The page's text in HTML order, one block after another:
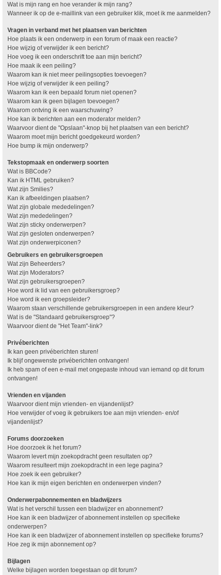
Wat is mijn rang en hoe verander ik mijn rang?
Wanneer ik op de e-maillink van een gebruiker klik, moet ik me aanmelden?
Vragen in verband met het plaatsen van berichten
Hoe plaats ik een onderwerp in een forum of maak een reactie?
Hoe wijzig of verwijder ik een bericht?
Hoe voeg ik een onderschrift toe aan mijn bericht?
Hoe maak ik een peiling?
Waarom kan ik niet meer peilingsopties toevoegen?
Hoe wijzig of verwijder ik een peiling?
Waarom kan ik een bepaald forum niet openen?
Waarom kan ik geen bijlagen toevoegen?
Waarom ontving ik een waarschuwing?
Hoe kan ik berichten aan een moderator melden?
Waarvoor dient de "Opslaan"-knop bij het plaatsen van een bericht?
Waarom moet mijn bericht goedgekeurd worden?
Hoe bump ik mijn onderwerp?
Tekstopmaak en onderwerp soorten
Wat is BBCode?
Kan ik HTML gebruiken?
Wat zijn Smilies?
Kan ik afbeeldingen plaatsen?
Wat zijn globale mededelingen?
Wat zijn mededelingen?
Wat zijn sticky onderwerpen?
Wat zijn gesloten onderwerpen?
Wat zijn onderwerpiconen?
Gebruikers en gebruikersgroepen
Wat zijn Beheerders?
Wat zijn Moderators?
Wat zijn gebruikersgroepen?
Hoe word ik lid van een gebruikersgroep?
Hoe word ik een groepsleider?
Waarom staan verschillende gebruikersgroepen in een andere kleur?
Wat is de "Standaard gebruikersgroep"?
Waarvoor dient de "Het Team"-link?
Privéberichten
Ik kan geen privéberichten sturen!
Ik blijf ongewenste privéberichten ontvangen!
Ik heb spam of een e-mail met ongepaste inhoud van iemand op dit forum
ontvangen!
Vrienden en vijanden
Waarvoor dient mijn vrienden- en vijandenlijst?
Hoe verwijder of voeg ik gebruikers toe aan mijn vrienden- en/of
vijandenlijst?
Forums doorzoeken
Hoe doorzoek ik het forum?
Waarom levert mijn zoekopdracht geen resultaten op?
Waarom resulteert mijn zoekopdracht in een lege pagina?
Hoe zoek ik een gebruiker?
Hoe kan ik mijn eigen berichten en onderwerpen vinden?
Onderwerpabonnementen en bladwijzers
Wat is het verschil tussen een bladwijzer en abonnement?
Hoe kan ik een bladwijzer of abonnement instellen op specifieke
onderwerpen?
Hoe kan ik een bladwijzer of abonnement instellen op specifieke forums?
Hoe zeg ik mijn abonnement op?
Bijlagen
Welke bijlagen worden toegestaan op dit forum?